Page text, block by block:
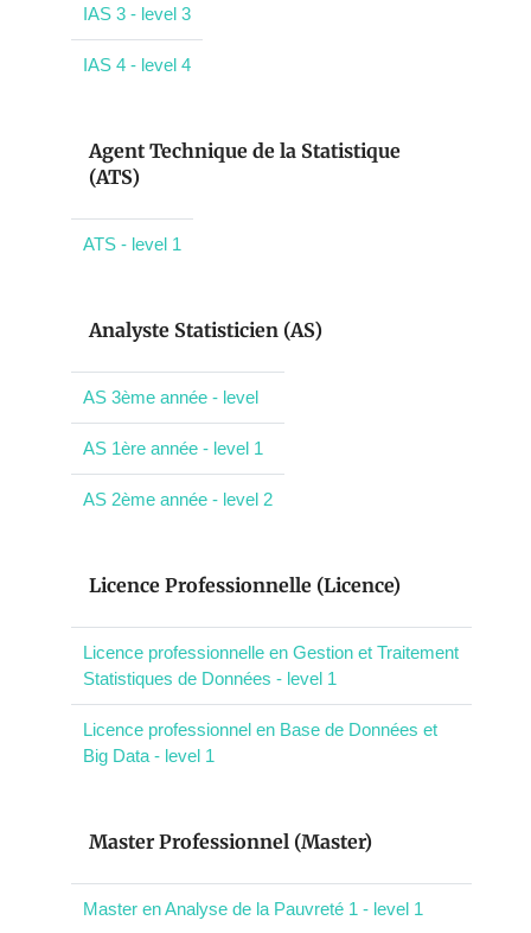
IAS 3 - level 3
IAS 4 - level 4
Agent Technique de la Statistique
(ATS)
ATS - level 1
Analyste Statisticien (AS)
AS 3ème année - level
AS 1ère année - level 1
AS 2ème année - level 2
Licence Professionnelle (Licence)
Licence professionnelle en Gestion et Traitement
Statistiques de Données - level 1
Licence professionnel en Base de Données et
Big Data - level 1
Master Professionnel (Master)
Master en Analyse de la Pauvreté 1 - level 1